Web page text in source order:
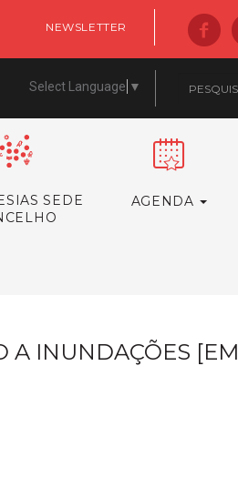
NEWSLETTER
Select Language ▼
SEDE
AGENDA
A INUNDAÇÕES [EM